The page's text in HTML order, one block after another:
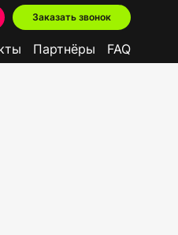
Заказать звонок
Партнёры FAQ